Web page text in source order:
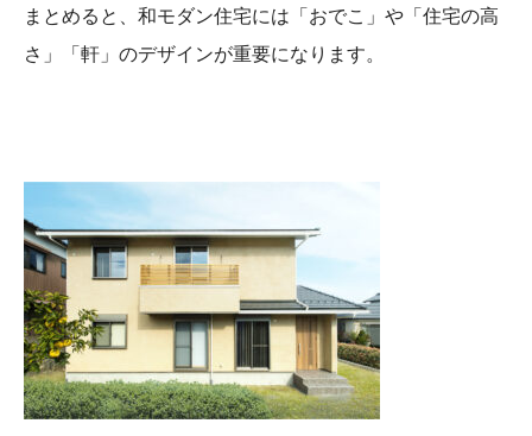
まとめると、和モダン住宅には「おでこ」や「住宅の高
さ」「軒」のデザインが重要になります。